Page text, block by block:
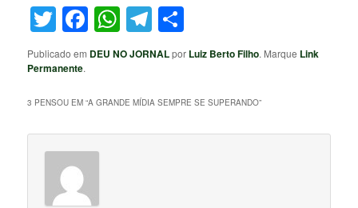
Twitter
Facebook
WhatsApp
Telegram
Publicado em DEU NO JORNALpor Luiz Berto Filho. Marque Link
Permanente.
3 PENSOU EM “A GRANDE MÍDIA SEMPRE SE SUPERANDO”